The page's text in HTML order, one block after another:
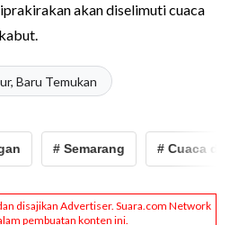
akan diselimuti cuaca
Baru Temukan
# Semarang # Cuaca di